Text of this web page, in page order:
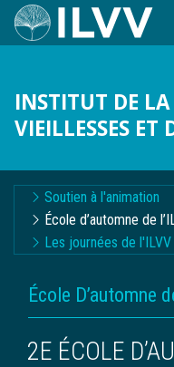
Aller
au
INSTITUT DE
VIEILLESSES ET
Navigation
contextuelle
Soutien à l'animation
École d’automne de
Les journées de l'ILVV
FIL
D'ARIANE
École D’automne
2E ÉCOLE